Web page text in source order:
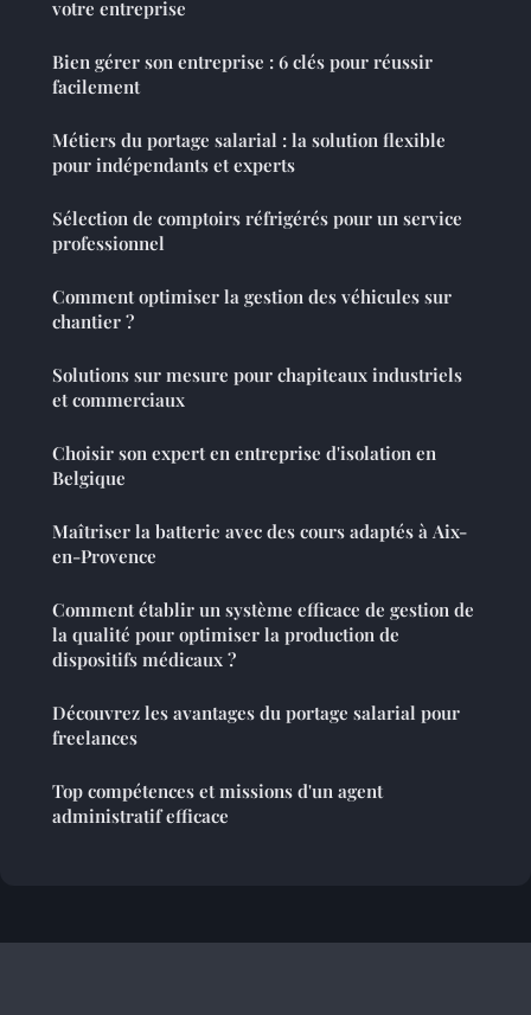
votre entreprise
Bien gérer son entreprise : 6 clés pour réussir
facilement
Métiers du portage salarial : la solution flexible
pour indépendants et experts
Sélection de comptoirs réfrigérés pour un service
professionnel
Comment optimiser la gestion des véhicules sur
chantier ?
Solutions sur mesure pour chapiteaux industriels
et commerciaux
Choisir son expert en entreprise d'isolation en
Belgique
Maîtriser la batterie avec des cours adaptés à Aix-
en-Provence
Comment établir un système efficace de gestion de
la qualité pour optimiser la production de
dispositifs médicaux ?
Découvrez les avantages du portage salarial pour
freelances
Top compétences et missions d'un agent
administratif efficace